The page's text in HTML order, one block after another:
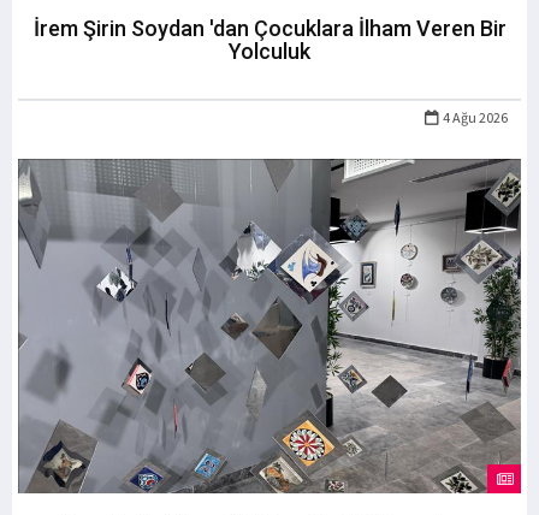
İrem Şirin Soydan 'dan Çocuklara İlham Veren Bir
Yolculuk
4 Ağu 2026